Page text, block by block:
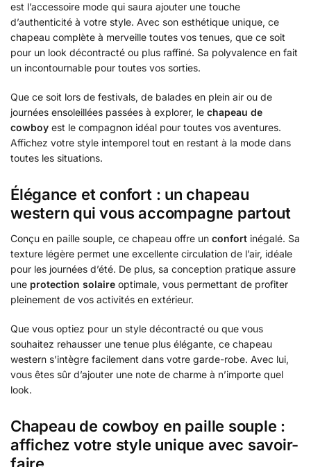
est l’accessoire mode qui saura ajouter une touche
d’authenticité à votre style. Avec son esthétique unique, ce
chapeau complète à merveille toutes vos tenues, que ce soit
pour un look décontracté ou plus raffiné. Sa polyvalence en fait
un incontournable pour toutes vos sorties.
Que ce soit lors de festivals, de balades en plein air ou de
journées ensoleillées passées à explorer, le chapeau de
cowboy est le compagnon idéal pour toutes vos aventures.
Affichez votre style intemporel tout en restant à la mode dans
toutes les situations.
Élégance et confort : un chapeau
western qui vous accompagne partout
Conçu en paille souple, ce chapeau offre un confort inégalé. Sa
texture légère permet une excellente circulation de l’air, idéale
pour les journées d’été. De plus, sa conception pratique assure
une protection solaire optimale, vous permettant de profiter
pleinement de vos activités en extérieur.
Que vous optiez pour un style décontracté ou que vous
souhaitez rehausser une tenue plus élégante, ce chapeau
western s’intègre facilement dans votre garde-robe. Avec lui,
vous êtes sûr d’ajouter une note de charme à n’importe quel
look.
Chapeau de cowboy en paille souple :
affichez votre style unique avec savoir-